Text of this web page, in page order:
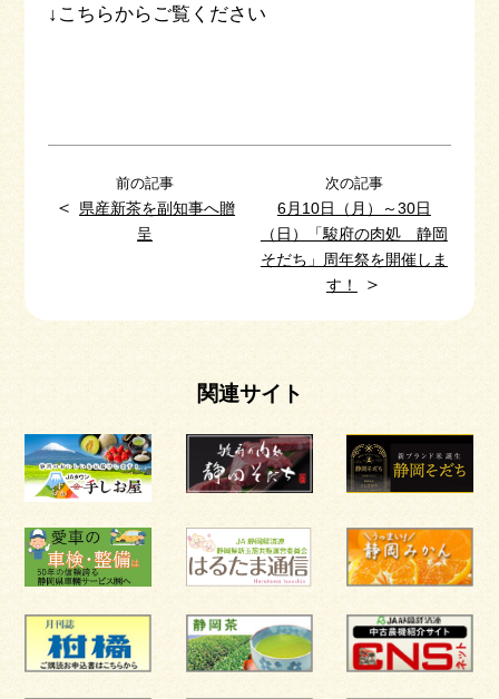
↓こちらからご覧ください
前の記事
＜
県産新茶を副知事へ贈
呈
次の記事
6月10日（月）～30日
（日）「駿府の肉処 静岡
そだち」周年祭を開催しま
す！
＞
関連サイト